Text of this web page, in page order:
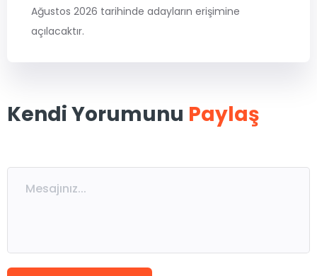
ALES
7. Sınıflar 8. Sınıflar / LGS
Ağustos 2026 tarihinde adayların erişimine
açılacaktır.
Kendi Yorumunu Paylaş